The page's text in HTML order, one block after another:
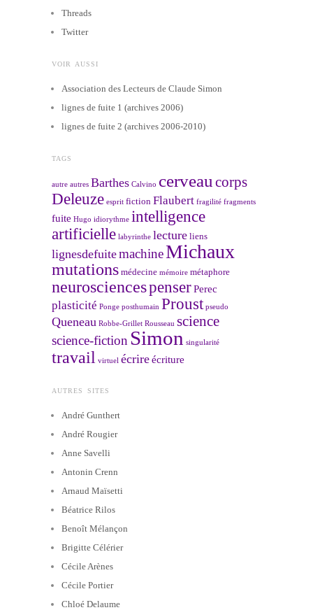
Threads
Twitter
VOIR AUSSI
Association des Lecteurs de Claude Simon
lignes de fuite 1 (archives 2006)
lignes de fuite 2 (archives 2006-2010)
TAGS
autre autres Barthes Calvino cerveau corps
Deleuze esprit fiction Flaubert fragilité fragments
fuite Hugo idiorythme intelligence
artificielle labyrinthe lecture liens
lignesdefuitemachineMichaux
mutations médecine mémoire métaphore
neurosciencespenserPerec
plasticité Ponge posthumain Proust pseudo
Queneau Robbe-Grillet Rousseau science
science-fiction Simon singularité
travail virtuel écrireécriture
AUTRES SITES
André Gunthert
André Rougier
Anne Savelli
Antonin Crenn
Arnaud Maïsetti
Béatrice Rilos
Benoît Mélançon
Brigitte Célérier
Cécile Arènes
Cécile Portier
Chloé Delaume